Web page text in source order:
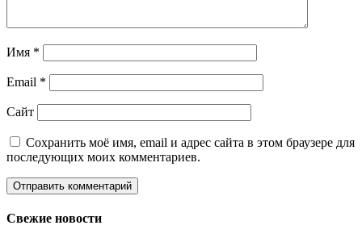
Имя *
Email *
Сайт
Сохранить моё имя, email и адрес сайта в этом браузере для
последующих моих комментариев.
Свежие новости